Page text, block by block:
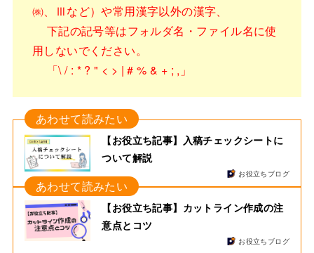
㈱、Ⅲなど）や常用漢字以外の漢字、
下記の記号等はフォルダ名・ファイル名に使
用しないでください。
「\ / : * ? " < > | # % & + ; ,」
【お役立ち記事】入稿チェックシートに
ついて解説
お役立ちブログ
【お役立ち記事】カットライン作成の注
意点とコツ
お役立ちブログ